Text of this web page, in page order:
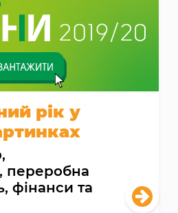
рік у
переробна
фінанси та